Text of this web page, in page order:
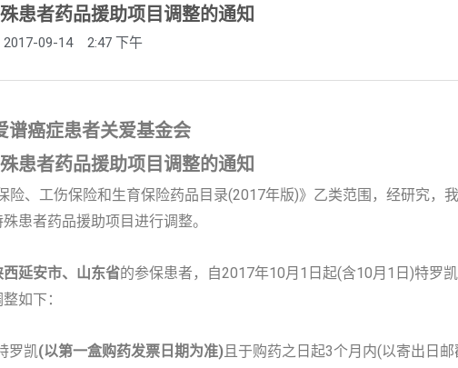
患者药品援助项目调整的通知
2017-09-14 2:47 下午
谱癌症患者关爱基金会
患者药品援助项目调整的通知
、工伤保险和生育保险药品目录(2017年版)》乙类范围，经研究，
患者药品援助项目进行调整。
延安市、山东省的参保患者，自2017年10月1日起(含10月1日)特罗
如下：
罗凯(以第一盒购药发票日期为准) 且于购药之日起3个月内(以寄出日邮